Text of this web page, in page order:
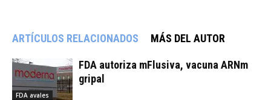
ARTÍCULOS RELACIONADOS MÁS DEL AUTOR
FDA avales
FDA autoriza mFlusiva, vacuna ARNm
gripal